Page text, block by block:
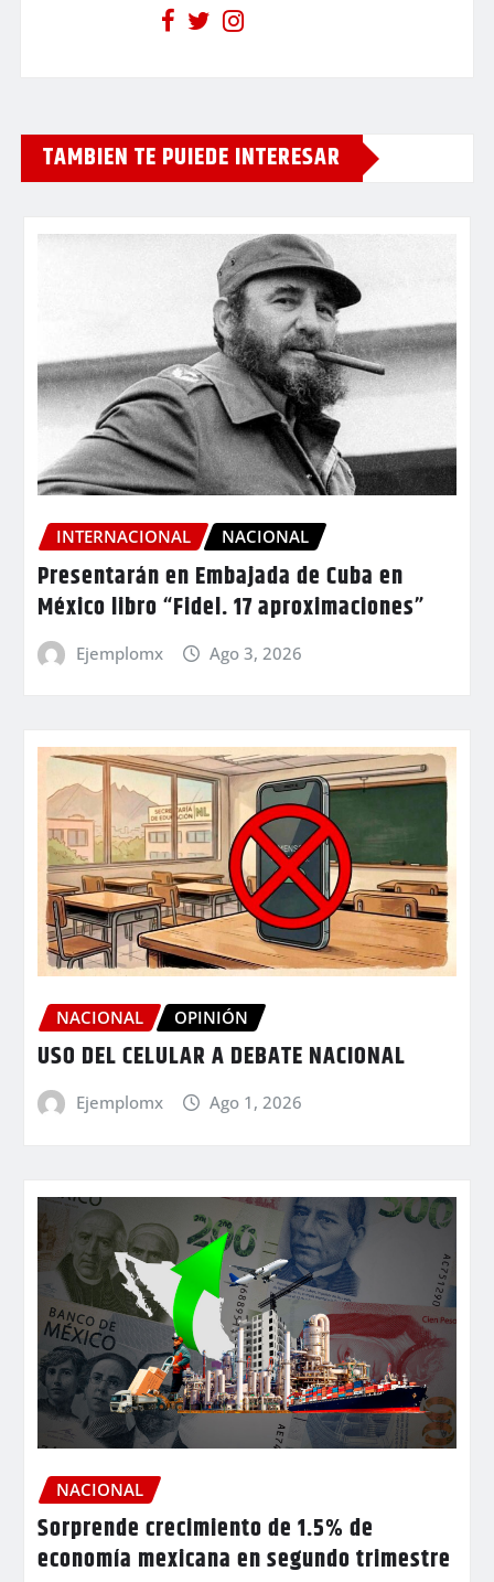
TAMBIEN TE PUIEDE INTERESAR
INTERNACIONAL NACIONAL
Presentarán en Embajada de Cuba en
México libro “Fidel. 17 aproximaciones”
Ejemplomx Ago 3, 2026
NACIONAL OPINIÓN
USO DEL CELULAR A DEBATE NACIONAL
Ejemplomx Ago 1, 2026
NACIONAL
Sorprende crecimiento de 1.5% de
economía mexicana en segundo trimestre